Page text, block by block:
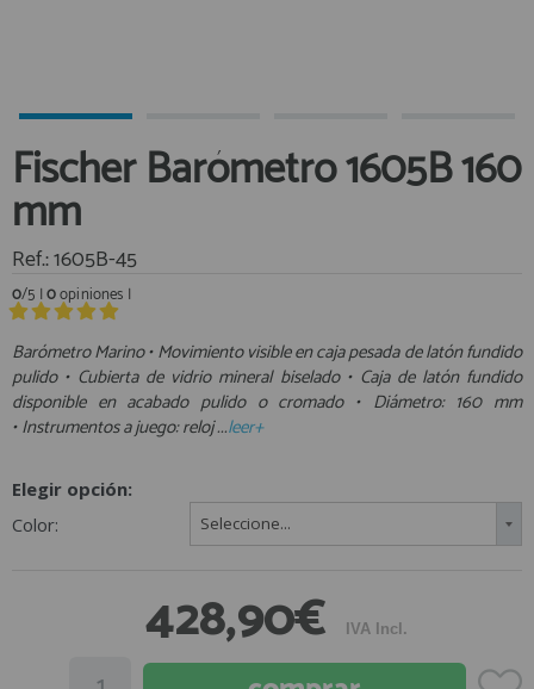
Libros
Mantenimiento y Limpieza
Motores
Navegacion
Neveras y Termos
Seguridad
Vela y Maniobra
Tiempo Libre
INFORMACION
registro cliente
Área profesionales
Regístrate y aprovecha los descuentos y ventajas de ser
Profesional de la Náutica
Únete ya a los mas de de 500 Profesionales de la Náutica
Fischer Barómetro 1605B 160
mm
Ref.: 1605B-45
0/5 |0opiniones |
Barómetro Marino • Movimiento visible en caja pesada de latón fundido
pulido • Cubierta de vidrio mineral biselado • Caja de latón fundido
disponible en acabado pulido o cromado • Diámetro: 160 mm
• Instrumentos a juego: reloj ...leer+
Elegir opción:
Color:
Seleccione...
428,90€ IVA Incl.